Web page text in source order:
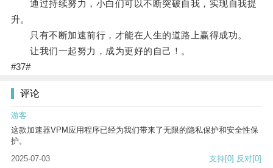
通过持续努力，小白们可以不断突破自我，实现自我提
升。
只有不断加速前行，才能在人生的道路上赢得成功。
让我们一起努力，成为更好的自己！。
#37#
评论
游客
这款加速器VPM应用程序已经为我们带来了无限的隐私保护和安全性保
护。
2025-07-03
支持[0] 反对[0]